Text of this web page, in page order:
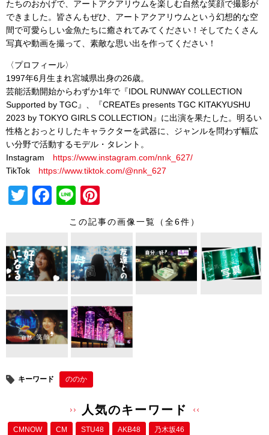
たちのおかげで、アートアクアリウムを楽しむ⾃然な笑顔で撮影が
できました。皆さんもぜひ、アートアクアリウムという幻想的な空
間で可愛らしい⾦⿂たちに癒されてみてください！そしてたくさん
写真や動画を撮って、素敵な思い出を作ってください！
〈プロフィール〉
1997年6⽉⽣まれ宮城県出⾝の26歳。
芸能活動開始からわずか1年で『IDOL RUNWAY COLLECTION
Supported by TGC』、『CREATEs presents TGC KITAKYUSHU
2023 by TOKYO GIRLS COLLECTION』に出演を果たした。明るい
性格とおっとりしたキャラクターを武器に、ジャンルを問わず幅広
い分野で活動するモデル・タレント。
Instagram https://www.instagram.com/nnk_627/
TikTok https://www.tiktok.com/@nnk_627
T
er
F
e
b
o
k
Li
n
nt
e
st
この記事の画像一覧（全6件）
キーワード ののか
人気のキーワード
CMNOW CM STU48 AKB48 乃木坂46